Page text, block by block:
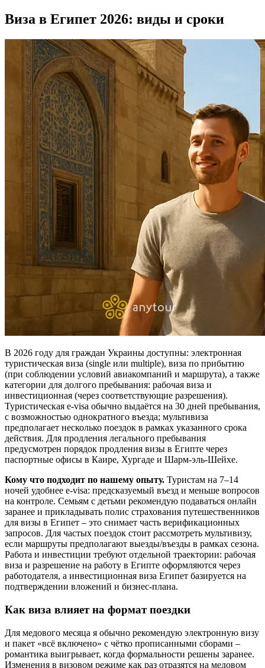
Виза в Египет 2026: виды и сроки
В 2026 году для граждан Украины доступны: электронная
туристическая виза (single или multiple), виза по прибытию
(при соблюдении условий авиакомпаний и маршрута), а также
категории для долгого пребывания: рабочая виза и
инвестиционная (через соответствующие разрешения).
Туристическая e-visa обычно выдаётся на 30 дней пребывания,
с возможностью однократного въезда; мультивиза
предполагает несколько поездок в рамках указанного срока
действия. Для продления легального пребывания
предусмотрен порядок продления визы в Египте через
паспортные офисы в Каире, Хургаде и Шарм-эль-Шейхе.
Кому что подходит по нашему опыту. Туристам на 7–14
ночей удобнее e-visa: предсказуемый въезд и меньше вопросов
на контроле. Семьям с детьми рекомендую подаваться онлайн
заранее и прикладывать полис страхования путешественников
для визы в Египет – это снимает часть верификационных
запросов. Для частых поездок стоит рассмотреть мультивизу,
если маршруты предполагают выезды/въезды в рамках сезона.
Работа и инвестиции требуют отдельной траектории: рабочая
виза и разрешение на работу в Египте оформляются через
работодателя, а инвестиционная виза Египет базируется на
подтверждении вложений и бизнес-плана.
Как виза влияет на формат поездки
Для медового месяца я обычно рекомендую электронную визу
и пакет «всё включено» с чётко прописанными сборами –
романтика выигрывает, когда формальности решены заранее.
Изменения в визовом режиме как раз отразятся на медовом